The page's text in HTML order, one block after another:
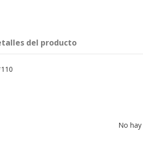
del producto
No